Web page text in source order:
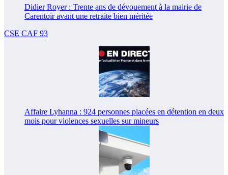
Didier Royer : Trente ans de dévouement à la mairie de
Carentoir avant une retraite bien méritée
CSE CAF 93
Affaire Lyhanna : 924 personnes placées en détention en deux
mois pour violences sexuelles sur mineurs